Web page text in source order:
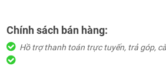
Chính sách bán hàng:
Hồ trợ thanh toán trực tuyến, trả góp,